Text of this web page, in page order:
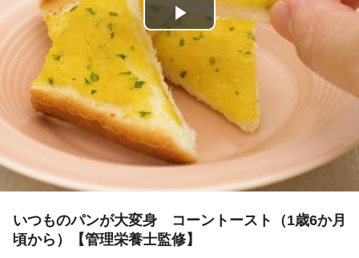
P
l
a
y
V
i
d
いつものパンが大変身 コーントースト（1歳6か月
頃から）【管理栄養士監修】